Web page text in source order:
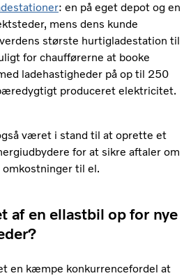
: en på eget depot og en
mens dens kunde
største hurtigladestation til
for chaufførerne at booke
ladehastigheder på op til 250
produceret elektricitet.
været i stand til at oprette et
for at sikre aftaler om
til el.
af en ellastbil op for nye
en kæmpe konkurrencefordel at